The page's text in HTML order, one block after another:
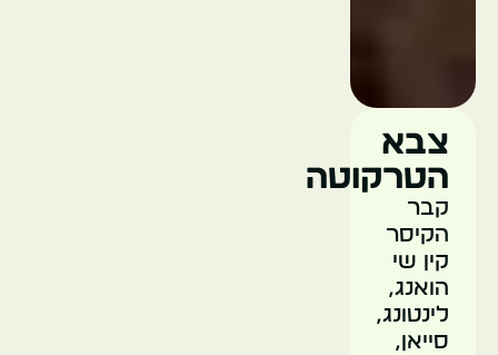
צבא
הטרקוטה
קבר
הקיסר
קין שי
הואנג,
לינטונג,
סייאן,